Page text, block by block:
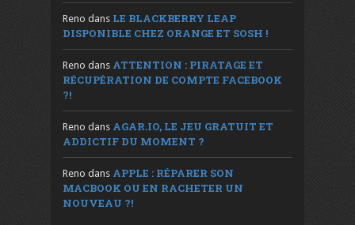
Reno dans LE BLACKBERRY LEAP
DISPONIBLE CHEZ ORANGE ET SOSH !
Reno dans ATTENTION : PIRATAGE ET
RÉCUPÉRATION DE COMPTE FACEBOOK
?!
Reno dans AGAR.IO, LE JEU GRATUIT ET
ADDICTIF DU MOMENT ?
Reno dans APPLE : RÉPARER SON
MACBOOK OU EN RACHETER UN
NOUVEAU ?!